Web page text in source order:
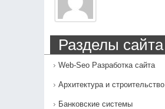
Разделы сайта
Web-Seo Разработка сайта
Архитектура и строительство
Банковские системы